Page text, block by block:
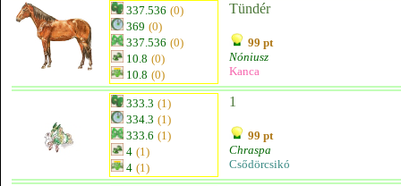
337.536 (0)
369 (0)
337.536 (0)
10.8 (0)
10.8 (0)
Tündér
99 pt
Nóniusz
Kanca
333.3 (1)
334.3 (1)
333.6 (1)
4 (1)
4 (1)
1
99 pt
Chraspa
Csődörcsikó